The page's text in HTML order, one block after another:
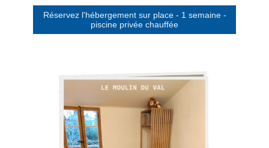
Réservez l'hébergement sur place - 1 semaine -
piscine privée chauffée